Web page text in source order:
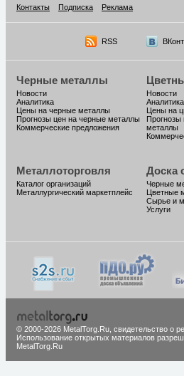
Контакты
Подписка Реклама
RSS
Черные металлы
Новости
Аналитика
Цены на черные металлы
Прогнозы цен на черные металлы
Коммерческие предложения
Новости
Аналитика
Цены на
Прогнозы
металлы
Металлоторговля
Каталог организаций
Металлургический маркетплейс
Доска
Черные
Цветные
Сырье и
Услуги
© 2000-2026 MetalTorg.Ru, cвидетельство о
Использование открытых материалов
MetalTorg.Ru